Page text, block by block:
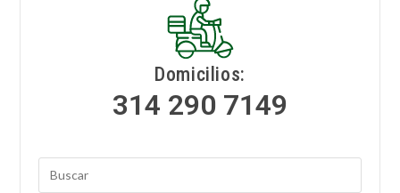
Domicilios:
314 290 7149